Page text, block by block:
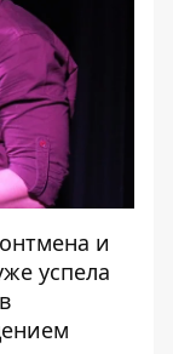
и
успела